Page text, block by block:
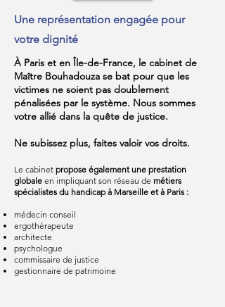
Une représentation engagée pour
votre dignité
À Paris et en Île-de-France, le cabinet de
Maître Bouhadouza se bat pour que les
victimes ne soient pas doublement
pénalisées par le système. Nous sommes
votre allié dans la quête de justice.
Ne subissez plus, faites valoir vos droits.
Le cabinet propose également une prestation
globale en impliquant son réseau de métiers
spécialistes du handicap à Marseille et à Paris :
médecin conseil
ergothérapeute
architecte
psychologue
commissaire de justice
gestionnaire de patrimoine